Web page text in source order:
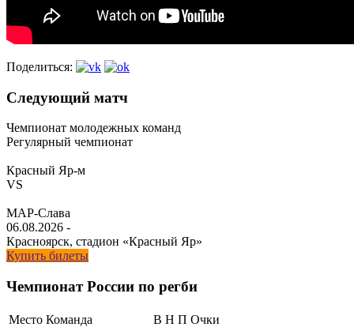
Поделиться:
Следующий матч
Чемпионат молодежных команд
Регулярный чемпионат
Красный Яр-м
VS
МАР-Слава
06.08.2026 -
Красноярск, стадион «Красный Яр»
Купить билеты
Чемпионат России по регби
Место Команда В Н П Очки